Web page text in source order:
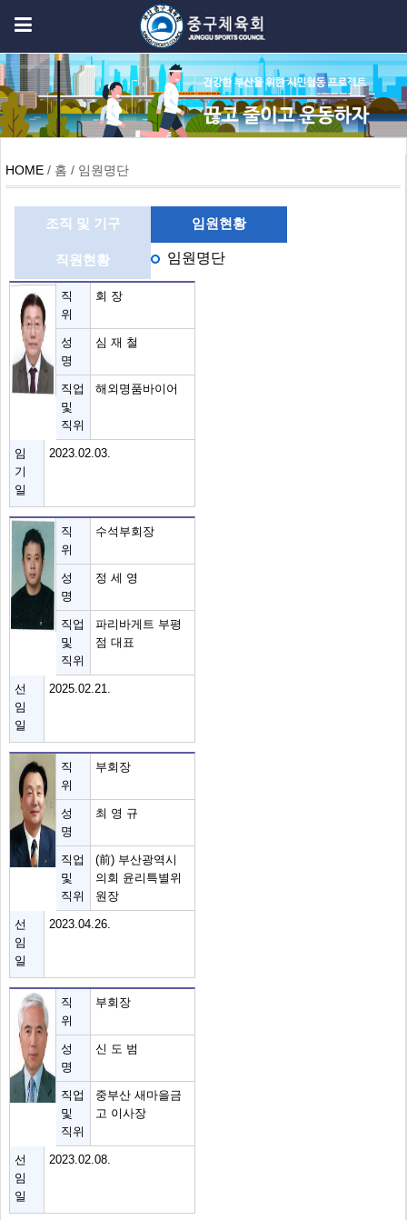
HOME / 홈 / 임원명단
조직 및 기구 임원현황
직원현황 임원명단
직
위
회 장
성
명
심 재 철
직업
및
직위
해외명품바이어
임
기
일
2023.02.03.
직
위
수석부회장
성
명
정 세 영
직업
및
직위
파리바게트 부평
점 대표
선
임
일
2025.02.21.
직
위
부회장
성
명
최 영 규
직업
및
직위
(前) 부산광역시
의회 윤리특별위
원장
선
임
일
2023.04.26.
직
위
부회장
성
명
신 도 범
직업
및
직위
중부산 새마을금
고 이사장
선
임
일
2023.02.08.